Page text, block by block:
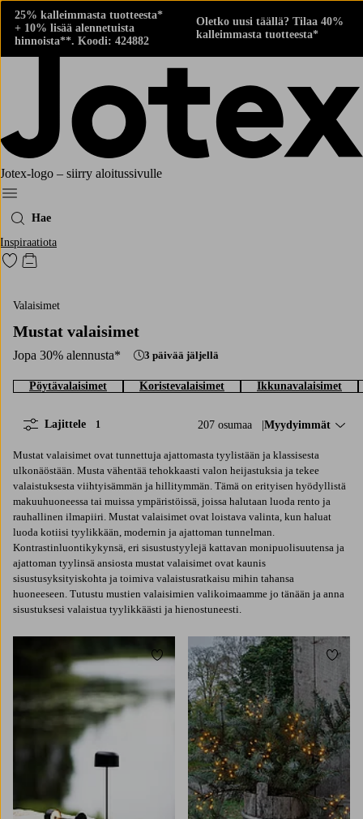
25% kalleimmasta tuotteesta*
+ 10% lisää alennetuista
hinnoista**. Koodi: 424882
Oletko uusi täällä? Tilaa 40%
kalleimmasta tuotteesta*
Jotex-logo – siirry aloitussivulle
Menu
Hae
Inspiraatiota
Siirry merkittyihin suosikkituotteisiin
Siirry ostoskoriin
Valaisimet
Mustat valaisimet
Jopa 30% alennusta* 3 päivää jäljellä
Pöytävalaisimet Koristevalaisimet Ikkunavalaisimet
207 osumaa Lajittele:
Myydyimmät
Lajittele 1
Mustat valaisimet ovat tunnettuja ajattomasta tyylistään ja klassisesta
ulkonäöstään. Musta vähentää tehokkaasti valon heijastuksia ja tekee
valaistuksesta viihtyisämmän ja hillitymmän. Tämä on erityisen hyödyllistä
makuuhuoneessa tai muissa ympäristöissä, joissa halutaan luoda rento ja
rauhallinen ilmapiiri. Mustat valaisimet ovat loistava valinta, kun haluat
luoda kotiisi tyylikkään, modernin ja ajattoman tunnelman.
Kontrastinluontikykynsä, eri sisustustyylejä kattavan monipuolisuutensa ja
ajattoman tyylinsä ansiosta mustat valaisimet ovat kaunis
sisustusyksityiskohta ja toimiva valaistusratkaisu mihin tahansa
huoneeseen. Tutustu mustien valaisimien valikoimaamme jo tänään ja anna
sisustuksesi valaistua tyylikkäästi ja hienostuneesti.
Lisää suosikkeihin Lisää